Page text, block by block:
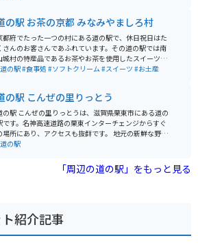
駅周辺には、歴史的な寺院や美しい自然を楽しめるス
ットが点在しているので、ツーリングの拠点としても
適です。
の駅 お茶の京都 みなみやましろ村
都府でたった一つの村にある道の駅で、休日祝日はた
さんのお客さんであふれています。その道の駅では南
城村の特産品であるお茶やお茶を使用したスイーツそ
他にも新鮮な野菜を販売しています。そして、道の駅
の駅#食事処 #ソフトクリーム#スイーツ #お土産
の駅 こんぜの里りっとう
の駅 こんぜの里りっとうは、滋賀県栗東市にある道の
です。名神高速道路の栗東インターチェンジからすぐ
所にあり、アクセスも抜群です。 地元の新鮮な野菜
果物が並ぶ農産物直売所は、道の駅の人気スポットで
さい。レストランでは、近江牛を使った料理や地元の食
材を使った料理が楽しめます。 バイクで訪れる場合、道
観光を楽しんでみてはいかがでしょうか。
の駅
「周辺の道の駅」をもっと見る
紹介記事